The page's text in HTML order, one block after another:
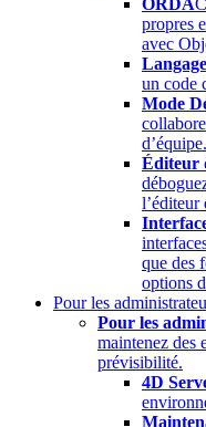
ORDA
propres
avec
un code
Mode
d’équipe.
Éditeur
l’éditeur
que des
options
Pour les
Pour les
maintenez des
prévisibilité.
4D